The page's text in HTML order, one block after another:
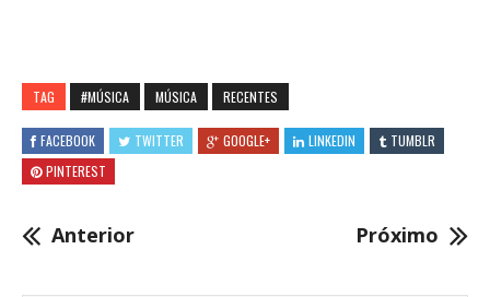
TAG #MÚSICA MÚSICA RECENTES
FACEBOOK TWITTER GOOGLE+ LINKEDIN
TUMBLR
PINTEREST
Anterior Próximo